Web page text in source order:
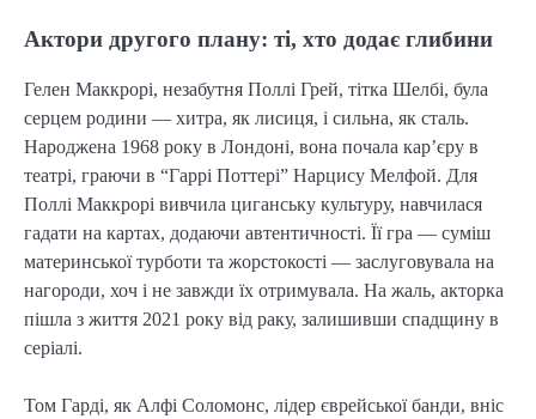
Актори другого плану: ті, хто додає глибини
Гелен Маккрорі, незабутня Поллі Грей, тітка Шелбі, була
серцем родини — хитра, як лисиця, і сильна, як сталь.
Народжена 1968 року в Лондоні, вона почала кар’єру в
театрі, граючи в “Гаррі Поттері” Нарцису Мелфой. Для
Поллі Маккрорі вивчила циганську культуру, навчилася
гадати на картах, додаючи автентичності. Її гра — суміш
материнської турботи та жорстокості — заслуговувала на
нагороди, хоч і не завжди їх отримувала. На жаль, акторка
пішла з життя 2021 року від раку, залишивши спадщину в
серіалі.
Том Гарді, як Алфі Соломонс, лідер єврейської банди, вніс